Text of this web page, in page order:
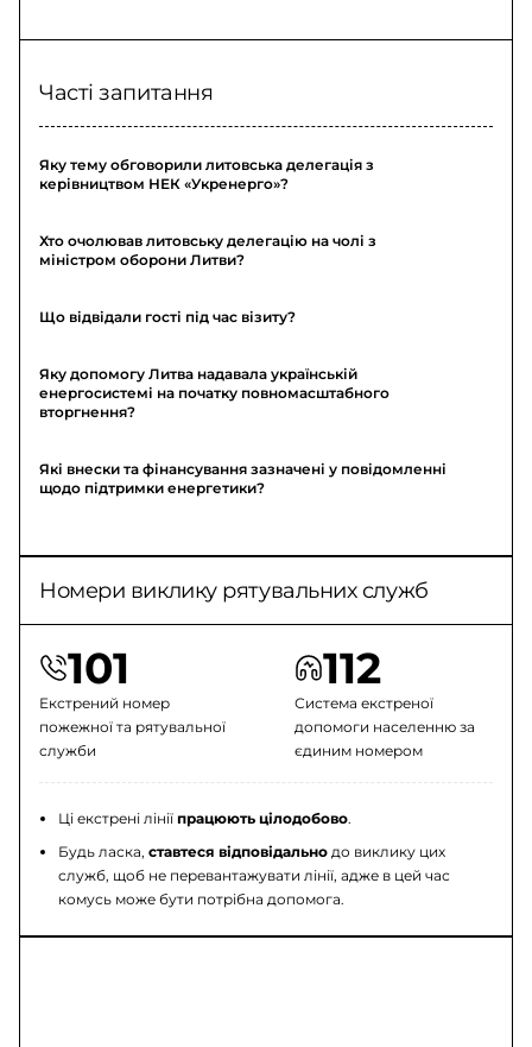
Часті запитання
Яку тему обговорили литовська делегація з
керівництвом НЕК «Укренерго»?
Хто очолював литовську делегацію на чолі з
міністром оборони Литви?
Що відвідали гості під час візиту?
Яку допомогу Литва надавала українській
енергосистемі на початку повномасштабного
вторгнення?
Які внески та фінансування зазначені у повідомленні
щодо підтримки енергетики?
Номери виклику рятувальних служб
101
Екстрений номер
пожежної та рятувальної
служби
112
Система екстреної
допомоги населенню за
єдиним номером
Ці екстрені лініїпрацюють цілодобово.
Будь ласка,ставтеся відповідально до виклику цих
служб, щоб не перевантажувати лінії, адже в цей час
комусь може бути потрібна допомога.